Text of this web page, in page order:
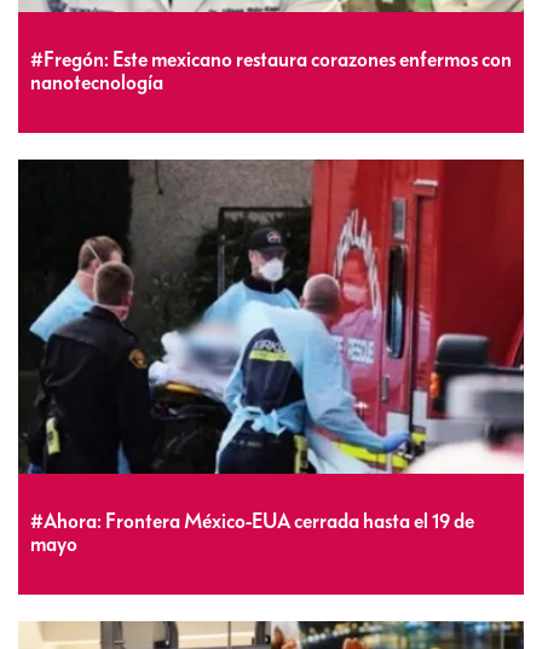
#Fregón: Este mexicano restaura corazones enfermos con
nanotecnología
#Ahora: Frontera México-EUA cerrada hasta el 19 de
mayo